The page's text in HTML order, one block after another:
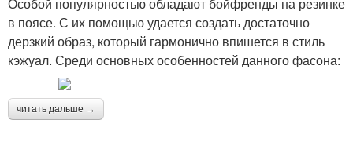
в поясе. С их помощью удается создать достаточно
дерзкий образ, который гармонично впишется в стиль
кэжуал. Среди основных особенностей данного фасона:
читать дальше →